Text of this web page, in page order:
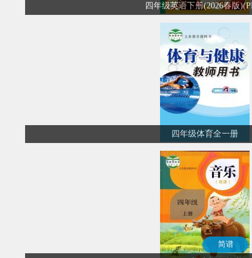
四年级英语下册(2026春版
四年级体育全一册
简谱